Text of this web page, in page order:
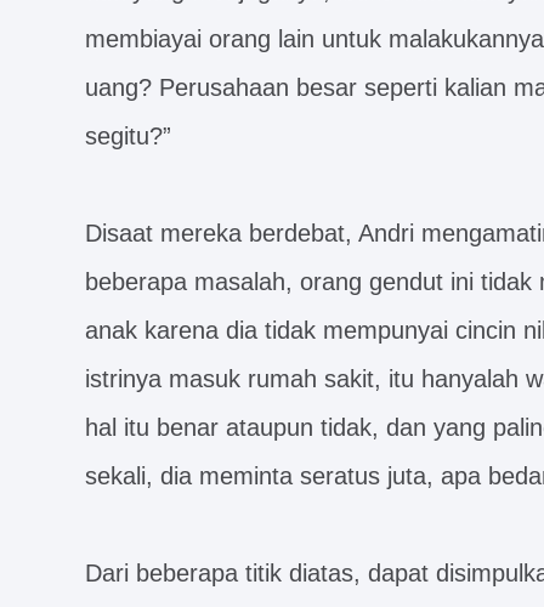
membiayai orang lain untuk
uang? Perusahaan besar seperti kalian
segitu?”
Disaat mereka berdebat, Andri
beberapa masalah, orang gendut ini
anak karena dia tidak mempunyai cincin
istrinya masuk rumah sakit, itu hanyalah
hal itu benar ataupun tidak, dan yang
sekali, dia meminta seratus juta, apa
Dari beberapa titik diatas, dapat